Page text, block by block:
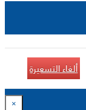
ألغاء التسعيرة
×